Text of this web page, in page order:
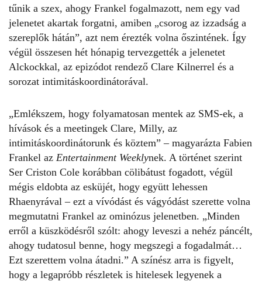
tűnik a szex, ahogy Frankel fogalmazott, nem egy vad
jelenetet akartak forgatni, amiben „csorog az izzadság a
szereplők hátán”, azt nem érezték volna őszintének. Így
végül összesen hét hónapig tervezgették a jelenetet
Alckockkal, az epizódot rendező Clare Kilnerrel és a
sorozat intimitáskoordinátorával.
„Emlékszem, hogy folyamatosan mentek az SMS-ek, a
hívások és a meetingek Clare, Milly, az
intimitáskoordinátorunk és köztem” – magyarázta Fabien
Frankel az Entertainment Weeklynek. A történet szerint
Ser Criston Cole korábban cölibátust fogadott, végül
mégis eldobta az esküjét, hogy együtt lehessen
Rhaenyrával – ezt a vívódást és vágyódást szerette volna
megmutatni Frankel az ominózus jelenetben. „Minden
erről a küszködésről szólt: ahogy leveszi a nehéz páncélt,
ahogy tudatosul benne, hogy megszegi a fogadalmát…
Ezt szerettem volna átadni.” A színész arra is figyelt,
hogy a legapróbb részletek is hitelesek legyenek a